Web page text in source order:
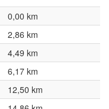
0,00 km
2,86 km
4,49 km
6,17 km
12,50 km